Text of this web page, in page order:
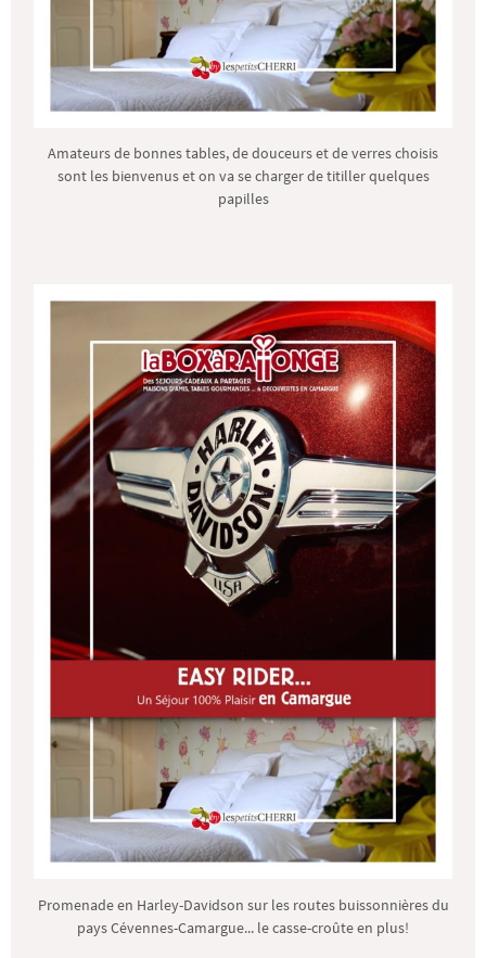
Amateurs de bonnes tables, de douceurs et de verres choisis
sont les bienvenus et on va se charger de titiller quelques
papilles
Promenade en Harley-Davidson sur les routes buissonnières du
pays Cévennes-Camargue... le casse-croûte en plus!